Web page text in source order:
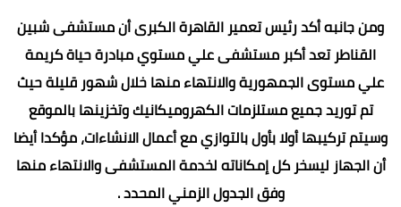
ومن جانبه أكد رئيس تعمير القاهرة الكبرى أن مستشفى شبين
القناطر تعد أكبر مستشفى علي مستوي مبادرة حياة كريمة
علي مستوى الجمهورية والانتهاء منها خلال شهور قليلة حيث
تم توريد جميع مستلزمات الكهروميكانيك وتخزينها بالموقع
وسيتم تركيبها أولا بأول بالتوازي مع أعمال الانشاءات، مؤكدا أيضا
أن الجهاز ليسخر كل إمكاناته لخدمة المستشفى والانتهاء منها
وفق الجدول الزمني المحدد .